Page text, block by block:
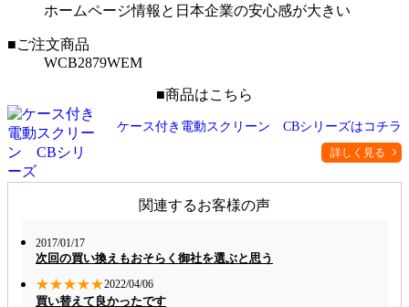
ホームページ情報と日本企業の安心感が大きい
■ご注文商品
WCB2879WEM
■商品はこちら
ケース付き電動スクリーン CBシリーズはコチラ
詳しく見る
関連するお客様の声
2017/01/17
次回の買い換えもおそらく御社を選ぶと思う
★★★★★2022/04/06
買い替えて良かったです